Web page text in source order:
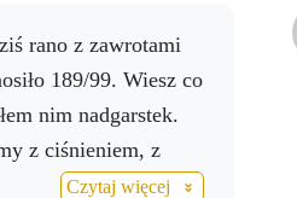
189/99. Wiesz co
nim nadgarstek.
z ciśnieniem, z
Czytaj więcej